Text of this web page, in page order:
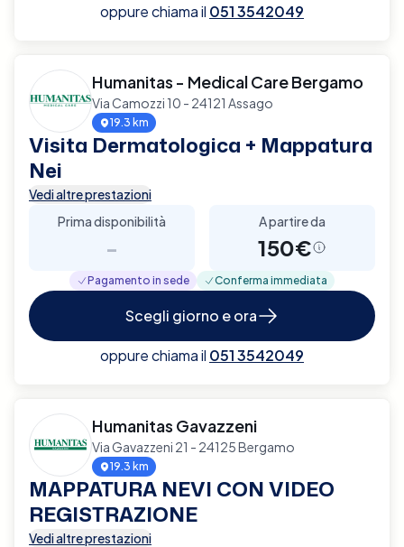
oppure chiama il 051 3542049
Humanitas - Medical Care Bergamo
Via Camozzi 10 - 24121 Assago
19.3 km
Visita Dermatologica + Mappatura
Nei
Vedi altre prestazioni
Prima disponibilità
-
A partire da
150€
Pagamento in sede Conferma immediata
Scegli giorno e ora
oppure chiama il 051 3542049
Humanitas Gavazzeni
Via Gavazzeni 21 - 24125 Bergamo
19.3 km
MAPPATURA NEVI CON VIDEO
REGISTRAZIONE
Vedi altre prestazioni